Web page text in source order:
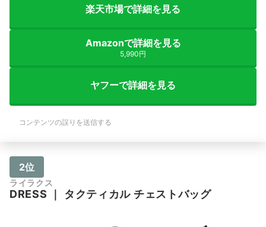
楽天市場で詳細を見る
Amazonで詳細を見る
5,990円
ヤフーで詳細を見る
コンテンツの誤りを送信する
2位
ライラクス
DRESS タクティカル チェストバッグ